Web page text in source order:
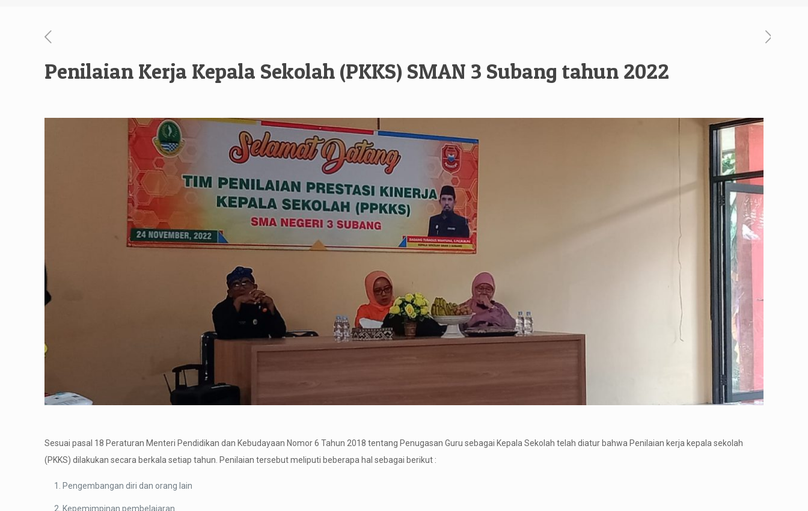
Penilaian Kerja Kepala Sekolah (PKKS) SMAN 3 Subang tahun 2022
Sesuai pasal 18 Peraturan Menteri Pendidikan dan Kebudayaan Nomor 6 Tahun 2018 tentang Penugasan Guru sebagai Kepala Sekolah telah diatur bahwa Penilaian kerja kepala sekolah
(PKKS) dilakukan secara berkala setiap tahun. Penilaian tersebut meliputi beberapa hal sebagai berikut :
Pengembangan diri dan orang lain
Kepemimpinan pembelajaran